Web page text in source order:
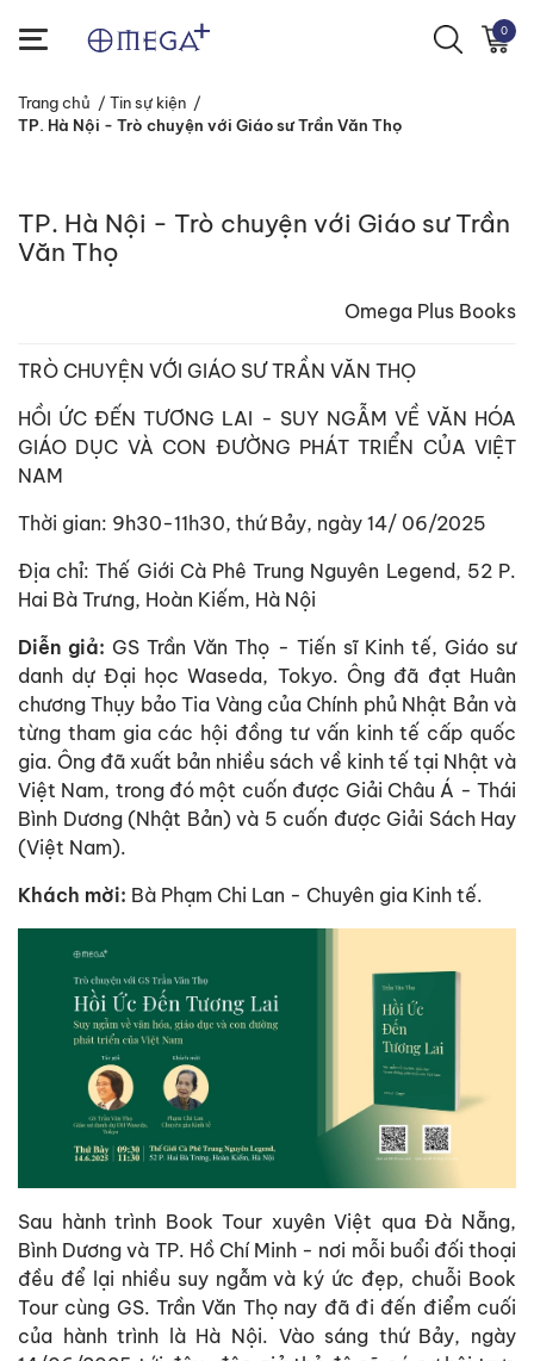
0
Trang chủ / Tin sự kiện /
TP. Hà Nội - Trò chuyện với Giáo sư Trần Văn Thọ
TP. Hà Nội - Trò chuyện với Giáo sư Trần
Văn Thọ
Omega Plus Books
TRÒ CHUYỆN VỚI GIÁO SƯ TRẦN VĂN THỌ
HỒI ỨC ĐẾN TƯƠNG LAI - SUY NGẪM VỀ VĂN HÓA
GIÁO DỤC VÀ CON ĐƯỜNG PHÁT TRIỂN CỦA VIỆT
NAM
Thời gian: 9h30-11h30, thứ Bảy, ngày 14/ 06/2025
Địa chỉ: Thế Giới Cà Phê Trung Nguyên Legend, 52 P.
Hai Bà Trưng, Hoàn Kiếm, Hà Nội
Diễn giả: GS Trần Văn Thọ - Tiến sĩ Kinh tế, Giáo sư
danh dự Đại học Waseda, Tokyo. Ông đã đạt Huân
chương Thụy bảo Tia Vàng của Chính phủ Nhật Bản và
từng tham gia các hội đồng tư vấn kinh tế cấp quốc
gia. Ông đã xuất bản nhiều sách về kinh tế tại Nhật và
Việt Nam, trong đó một cuốn được Giải Châu Á - Thái
Bình Dương (Nhật Bản) và 5 cuốn được Giải Sách Hay
(Việt Nam).
Khách mời: Bà Phạm Chi Lan - Chuyên gia Kinh tế.
Sau hành trình Book Tour xuyên Việt qua Đà Nẵng,
Bình Dương và TP. Hồ Chí Minh - nơi mỗi buổi đối thoại
đều để lại nhiều suy ngẫm và ký ức đẹp, chuỗi Book
Tour cùng GS. Trần Văn Thọ nay đã đi đến điểm cuối
của hành trình là Hà Nội. Vào sáng thứ Bảy, ngày